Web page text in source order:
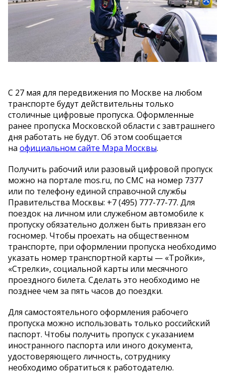
С 27 мая для передвижения по Москве на любом
транспорте будут действительны только
столичные цифровые пропуска. Оформленные
ранее пропуска Московской области с завтрашнего
дня работать не будут. Об этом сообщается
на официальном сайте Мэра Москвы.
Получить рабочий или разовый цифровой пропуск
можно на портале mos.ru, по СМС на номер 7377
или по телефону единой справочной службы
Правительства Москвы: +7 (495) 777-77-77. Для
поездок на личном или служебном автомобиле к
пропуску обязательно должен быть привязан его
госномер. Чтобы проехать на общественном
транспорте, при оформлении пропуска необходимо
указать номер транспортной карты — «Тройки»,
«Стрелки», социальной карты или месячного
проездного билета. Сделать это необходимо не
позднее чем за пять часов до поездки.
Для самостоятельного оформления рабочего
пропуска можно использовать только российский
паспорт. Чтобы получить пропуск с указанием
иностранного паспорта или иного документа,
удостоверяющего личность, сотруднику
необходимо обратиться к работодателю.